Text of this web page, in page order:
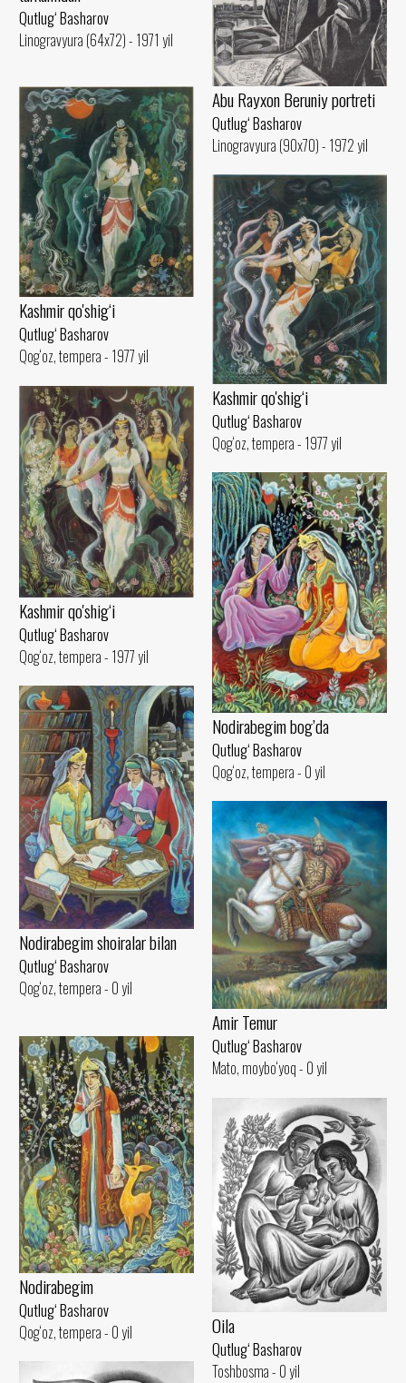
Qutlug‘ Basharov
Linogravyura (64x72) - 1971 yil
Abu Rayxon Beruniy portreti
Qutlug‘ Basharov
Linogravyura (90x70) - 1972 yil
Kashmir qo'shig‘i
Qutlug‘ Basharov
Qog‘oz, tempera - 1977 yil
Kashmir qo'shig‘i
Qutlug‘ Basharov
Qog‘oz, tempera - 1977 yil
Kashmir qo'shig‘i
Qutlug‘ Basharov
Qog‘oz, tempera - 1977 yil
Nodirabegim bog’da
Qutlug‘ Basharov
Qog‘oz, tempera - 0 yil
Nodirabegim shoiralar bilan
Qutlug‘ Basharov
Qog‘oz, tempera - 0 yil
Amir Temur
Qutlug‘ Basharov
Mato, moybo‘yoq - 0 yil
Nodirabegim
Qutlug‘ Basharov
Qog‘oz, tempera - 0 yil
Oila
Qutlug‘ Basharov
Toshbosma - 0 yil